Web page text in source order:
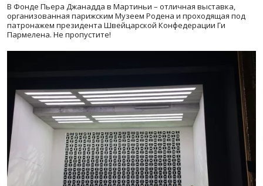
В Фонде Пьера Джанадда в Мартиньи – отличная выставка,
организованная парижским Музеем Родена и проходящая под
патронажем президента Швейцарской Конфедерации Ги
Пармелена. Не пропустите!